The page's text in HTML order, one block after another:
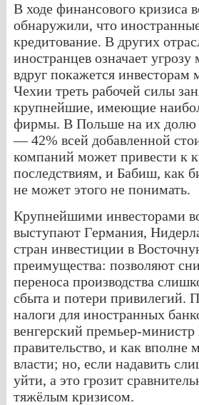
В ходе финансового кризиса
обнаружили, что
кредитование. В других
иностранцев означает
вдруг покажется
Чехии треть рабочей силы
крупнейшие, имеющие
фирмы. В Польше на их долю
— 42% всей добавленной
компаний может привести к
последствиям, и Бабиш, как
не может этого не понимать.
Крупнейшими инвесторами
выступают Германия,
стран инвестиции в
преимущества: позволяют
переноса производства
сбыта и потери привилегий.
налоги для иностранных
венгерский премьер-
правительство, и как вполне
власти; но, если надавить
уйти, а это грозит
тяжёлым кризисом.